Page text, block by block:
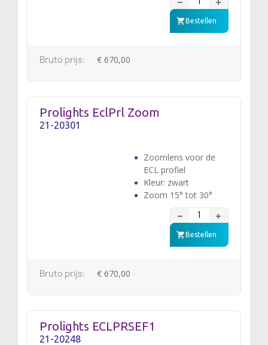
Bestellen
Bruto prijs: € 670,00
Prolights EclPrl Zoom
21-20301
Zoomlens voor de
ECL profiel
Kleur: zwart
Zoom 15° tot 30°
Bestellen
Bruto prijs: € 670,00
Prolights ECLPRSEF1
21-20248